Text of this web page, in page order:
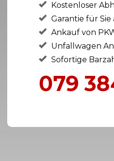
Kostenloser
Garantie für Sie
Ankauf von
Unfallwagen
Sofortige
079